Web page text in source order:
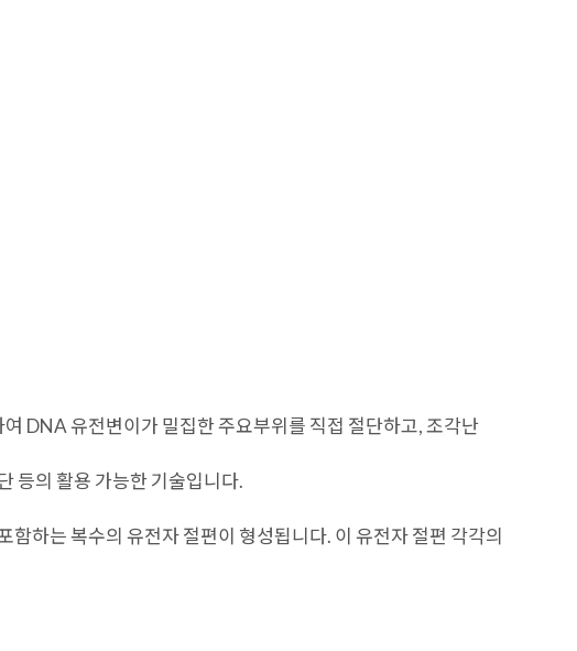
DNA 유전변이가 밀집한 주요부위를 직접 절단하고, 조각난
등의 활용 가능한 기술입니다.
하는 복수의 유전자 절편이 형성됩니다. 이 유전자 절편 각각의